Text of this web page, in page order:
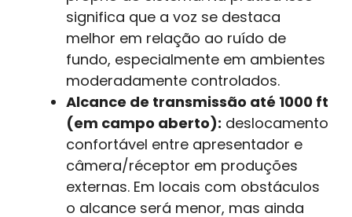
significa que a voz se destaca
melhor em relação ao ruído de
fundo, especialmente em ambientes
moderadamente controlados.
Alcance de transmissão até 1000 ft
(em campo aberto): deslocamento
confortável entre apresentador e
câmera/réceptor em produções
externas. Em locais com obstáculos
o alcance será menor, mas ainda